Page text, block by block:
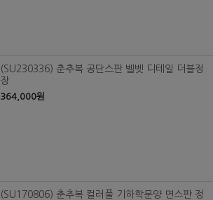
(SU230336) 춘추복 공단스판 벨벳 디테일 더블정
장
364,000원
(SU170806) 춘추복 컬러풀 기하학문양 면스판 정